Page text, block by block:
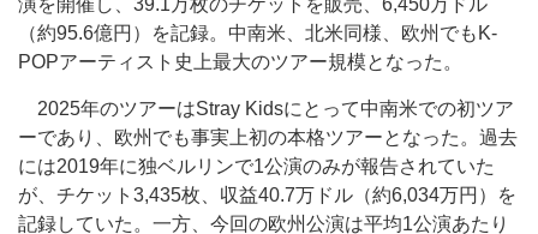
演を開催し、39.1万枚のチケットを販売、6,450万ドル
（約95.6億円）を記録。中南米、北米同様、欧州でもK-
POPアーティスト史上最大のツアー規模となった。
2025年のツアーはStray Kidsにとって中南米での初ツア
ーであり、欧州でも事実上初の本格ツアーとなった。過去
には2019年に独ベルリンで1公演のみが報告されていた
が、チケット3,435枚、収益40.7万ドル（約6,034万円）を
記録していた。一方、今回の欧州公演は平均1公演あたり